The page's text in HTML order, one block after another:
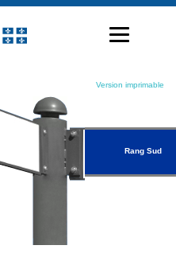
Version imprimable
Rang Sud